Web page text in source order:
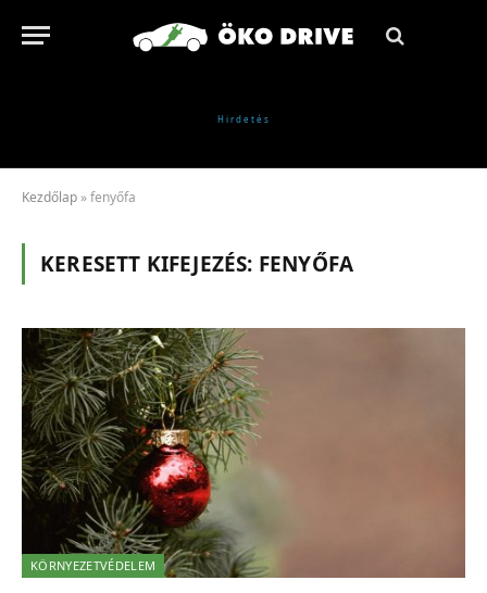
Kezdőlap »fenyőfa
KERESETT KIFEJEZÉS: FENYŐFA
KÖRNYEZETVÉDELEM